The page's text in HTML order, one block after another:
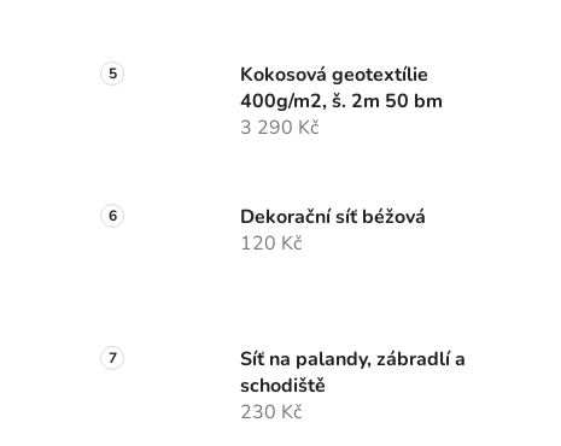
Kokosová geotextílie
400g/m2, š. 2m 50 bm
3 290 Kč
Dekorační síť béžová
120 Kč
Síť na palandy, zábradlí a
schodiště
230 Kč